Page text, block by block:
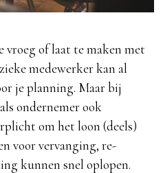
vroeg of laat te maken met
medewerker kan al
je planning. Maar bij
ondernemer ook
om het loon (deels)
voor vervanging, re-
kunnen snel oplopen.